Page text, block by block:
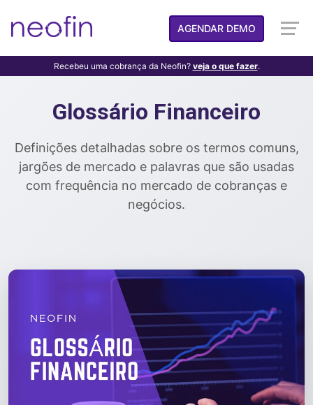
AGENDAR DEMO
Recebeu uma cobrança da Neofin? veja o que fazer.
Glossário Financeiro
Definições detalhadas sobre os termos comuns,
jargões de mercado e palavras que são usadas
com frequência no mercado de cobranças e
negócios.